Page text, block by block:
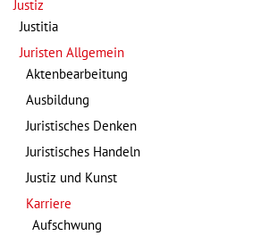
Justiz
Justitia
Juristen Allgemein
Aktenbearbeitung
Ausbildung
Juristisches Denken
Juristisches Handeln
Justiz und Kunst
Karriere
Aufschwung